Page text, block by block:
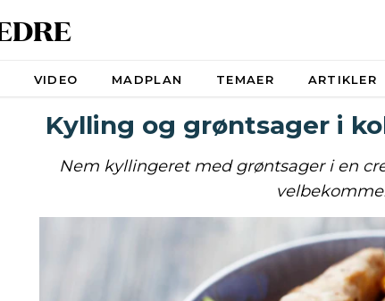
VIDEO MADPLAN TEMAER ARTIKLER
Kylling og grøntsager i
Nem kyllingeret med grøntsager i en